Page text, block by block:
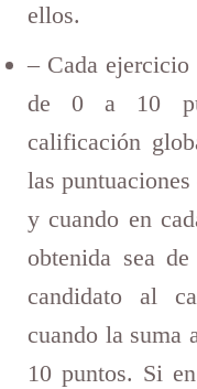
ellos.
– Cada
de 0 a 10
calificación
las
y cuando en
obtenida sea
candidato al
cuando la suma
10 puntos. Si